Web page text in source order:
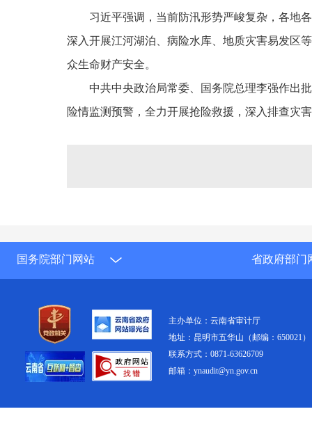
习近平强调，当前防汛形势严峻复杂，各地
深入开展江河湖泊、病险水库、地质灾害易发区
众生命财产安全。
中共中央政治局常委、国务院总理李强作出
险情监测预警，全力开展抢险救援，深入排查灾
国务院部门网站 省政府部门
主办单位：云南省审计厅
地址：昆明市五华山（邮编：650021）
联系方式：0871-63626709
邮箱：ynaudit@yn.gov.cn